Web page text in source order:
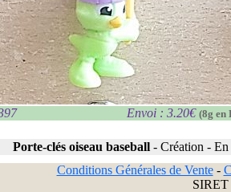
Envoi : 3.20€ (8g en
Porte-clés oiseau baseball- Création - En
Conditions Générales de Vente-
SIRET